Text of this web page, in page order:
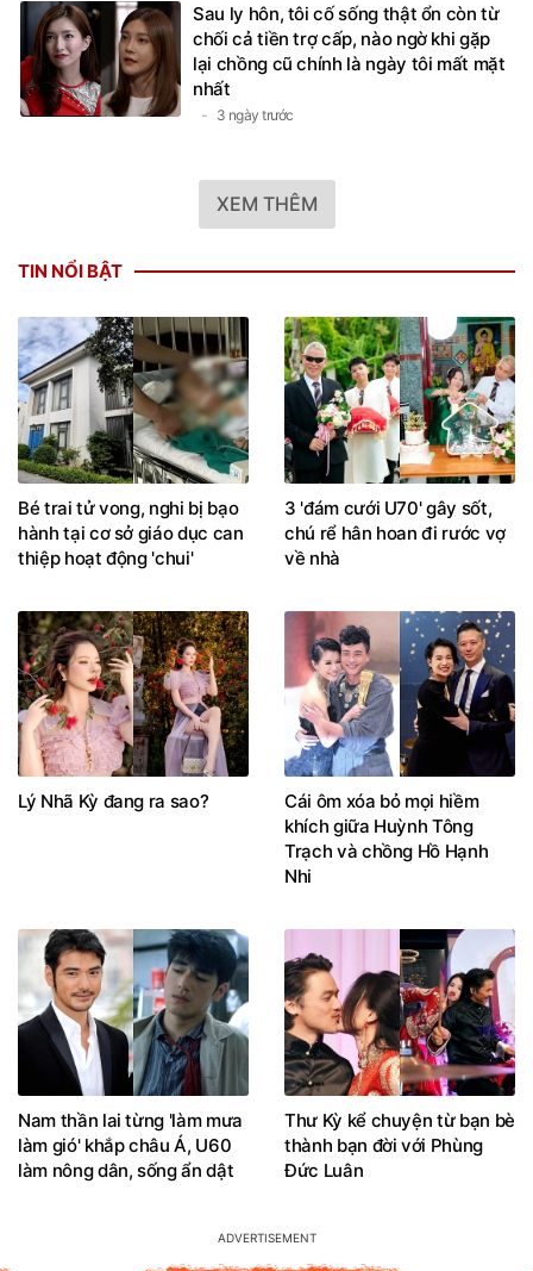
Sau ly hôn, tôi cố sống thật ổn còn từ
chối cả tiền trợ cấp, nào ngờ khi gặp
lại chồng cũ chính là ngày tôi mất mặt
nhất
3 ngày trước
XEM THÊM
TIN NỔI BẬT
Bé trai tử vong, nghi bị bạo
hành tại cơ sở giáo dục can
thiệp hoạt động 'chui'
3 'đám cưới U70' gây sốt,
chú rể hân hoan đi rước vợ
về nhà
Lý Nhã Kỳ đang ra sao?
Cái ôm xóa bỏ mọi hiềm
khích giữa Huỳnh Tông
Trạch và chồng Hồ Hạnh
Nhi
Nam thần lai từng 'làm mưa
làm gió' khắp châu Á, U60
làm nông dân, sống ẩn dật
Thư Kỳ kể chuyện từ bạn bè
thành bạn đời với Phùng
Đức Luân